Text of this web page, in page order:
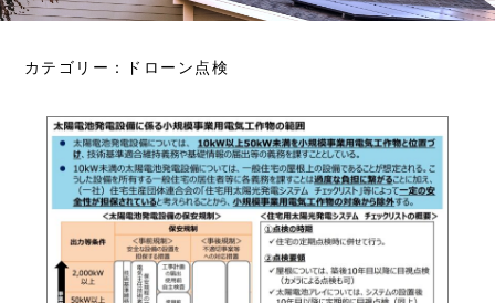
カテゴリー：ドローン点検